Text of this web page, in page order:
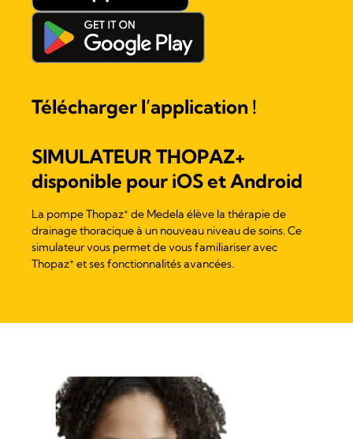
Télécharger l’application !
SIMULATEUR THOPAZ+
disponible pour iOS et Android
La pompe Thopaz+ de Medela élève la thérapie de
drainage thoracique à un nouveau niveau de soins. Ce
simulateur vous permet de vous familiariser avec
Thopaz+ et ses fonctionnalités avancées.